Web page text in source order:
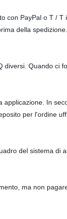
con PayPal o T /
della
diversi. Quando
In
per l'ordine
del sistema
ma non